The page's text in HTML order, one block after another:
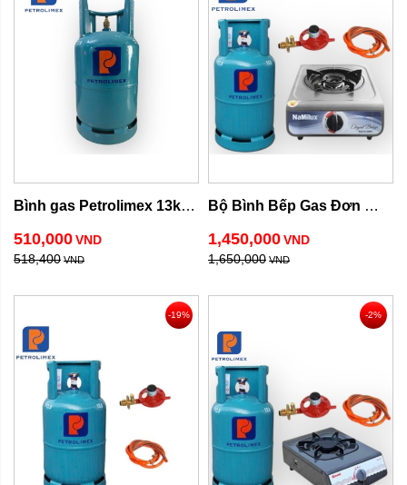
Bình gas Petrolimex 13kg
510,000 VND
518,400 VND
Bộ Bình Bếp Gas Đơn
1,450,000 VND
1,650,000 VND
-19% -2%